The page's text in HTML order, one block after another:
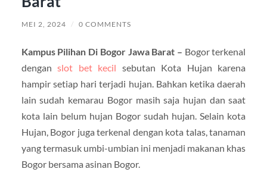
MEI 2, 2024 / 0 COMMENTS
Kampus Pilihan Di Bogor Jawa Barat – Bogor terkenal
denganslot bet kecil sebutan Kota Hujan karena
hampir setiap hari terjadi hujan. Bahkan ketika daerah
lain sudah kemarau Bogor masih saja hujan dan saat
kota lain belum hujan Bogor sudah hujan. Selain kota
Hujan, Bogor juga terkenal dengan kota talas, tanaman
yang termasuk umbi-umbian ini menjadi makanan khas
Bogor bersama asinan Bogor.